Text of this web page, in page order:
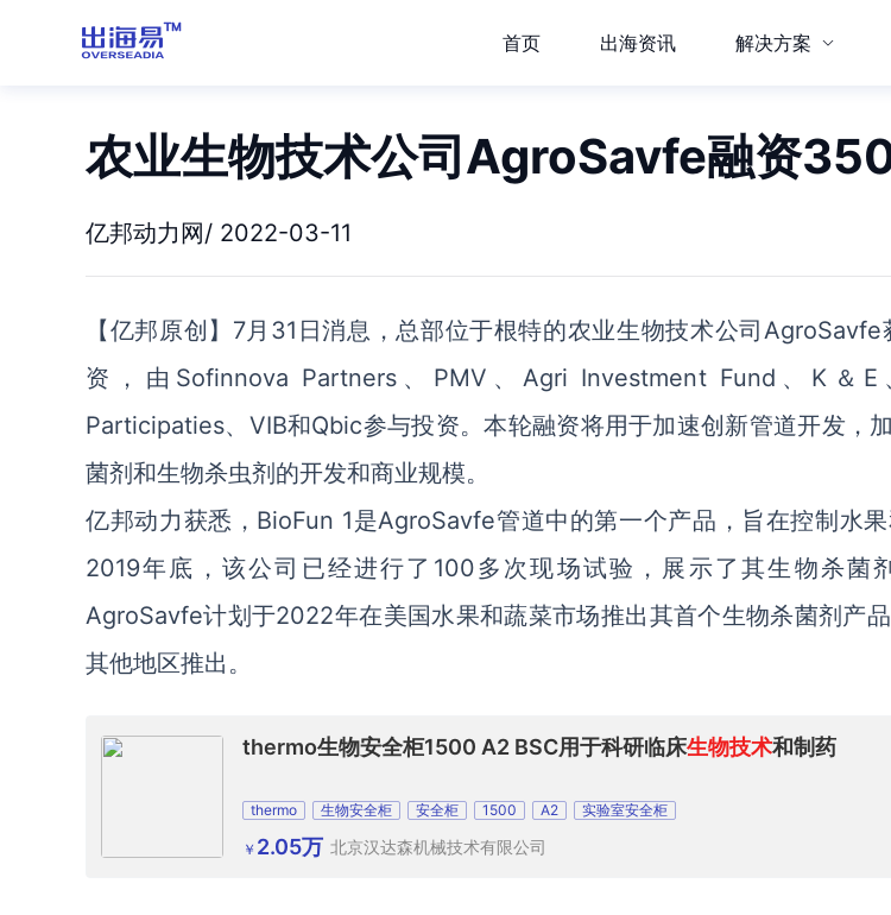
首页 出海资讯 解决方案
农业生物技术公司AgroSavfe融资
亿邦动力网/ 2022-03-11
【亿邦原创】7月31日消息，总部位于根特的农业生物技术公司
资，由Sofinnova Partners、PMV、Agri Investment Fund、K＆E
Participaties、VIB和Qbic参与投资。本轮融资将用于加速创新管道开发，
菌剂和生物杀虫剂的开发和商业规模。
亿邦动力获悉，BioFun 1是AgroSavfe管道中的第一个产品，旨在控制水
2019年底，该公司已经进行了100多次现场试验，展示了其生物杀菌
AgroSavfe计划于2022年在美国水果和蔬菜市场推出其首个生物杀菌剂产
其他地区推出。
thermo生物安全柜1500 A2 BSC用于科研临床生物技术和制药
thermo 生物安全柜 安全柜 1500 A2 实验室安全柜
￥ 2.05万 北京汉达森机械技术有限公司